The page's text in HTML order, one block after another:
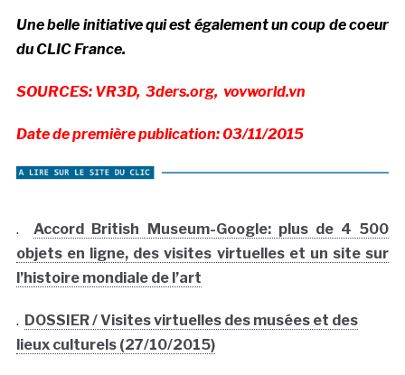
Une belle initiative qui est également un coup de coeur
du CLIC France.
SOURCES: VR3D, 3ders.org, vovworld.vn
Date de première publication: 03/11/2015
.Accord British Museum-Google: plus de 4 500
objets en ligne, des visites virtuelles et un site sur
l’histoire mondiale de l’art
. DOSSIER / Visites virtuelles des musées et des
lieux culturels (27/10/2015)